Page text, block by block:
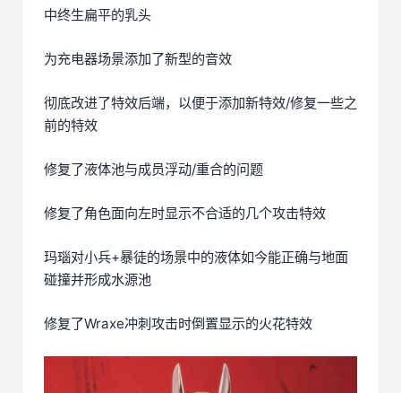
中终生扁平的乳头
为充电器场景添加了新型的音效
彻底改进了特效后端，以便于添加新特效/修复一些之
前的特效
修复了液体池与成员浮动/重合的问题
修复了角色面向左时显示不合适的几个攻击特效
玛瑙对小兵+暴徒的场景中的液体如今能正确与地面
碰撞并形成水源池
修复了Wraxe冲刺攻击时倒置显示的火花特效